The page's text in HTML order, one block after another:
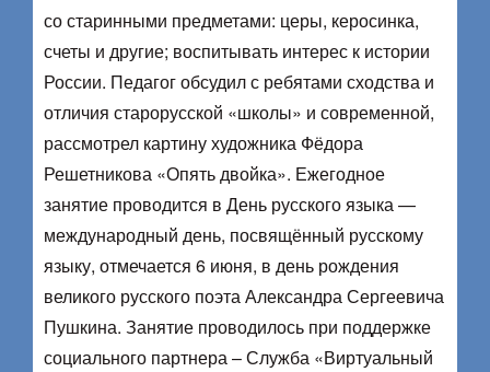
со старинными предметами: церы, керосинка,
счеты и другие; воспитывать интерес к истории
России. Педагог обсудил с ребятами сходства и
отличия старорусской «школы» и современной,
рассмотрел картину художника Фёдора
Решетникова «Опять двойка». Ежегодное
занятие проводится в День русского языка —
международный день, посвящённый русскому
языку, отмечается 6 июня, в день рождения
великого русского поэта Александра Сергеевича
Пушкина. Занятие проводилось при поддержке
социального партнера – Служба «Виртуальный